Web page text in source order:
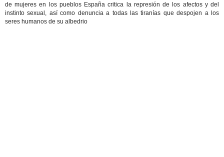
de mujeres en los pueblos España critica la represión de los afectos y del
instinto sexual, así como denuncia a todas las tiranías que despojen a los
seres humanos de su albedrio